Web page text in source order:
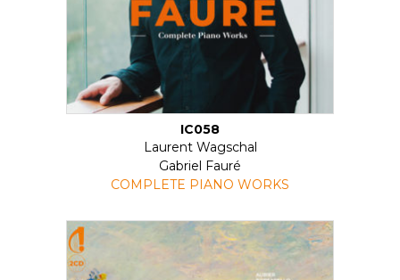
IC058
Laurent Wagschal
Gabriel Fauré
COMPLETE PIANO WORKS